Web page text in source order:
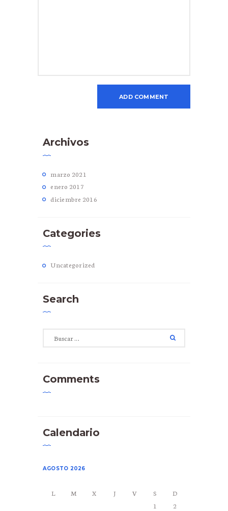
Archivos
marzo 2021
enero 2017
diciembre 2016
Categories
Uncategorized
Search
Comments
Calendario
AGOSTO 2026
L M X J V S
D
1
2